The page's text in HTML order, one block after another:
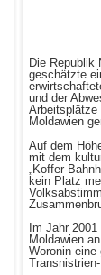
Die Republik
geschätzte
und der
Arbeitsplätze
Moldawien
Auf dem
mit dem
„Koffer-
kein Platz
Im Jahr
Moldawien
Woronin